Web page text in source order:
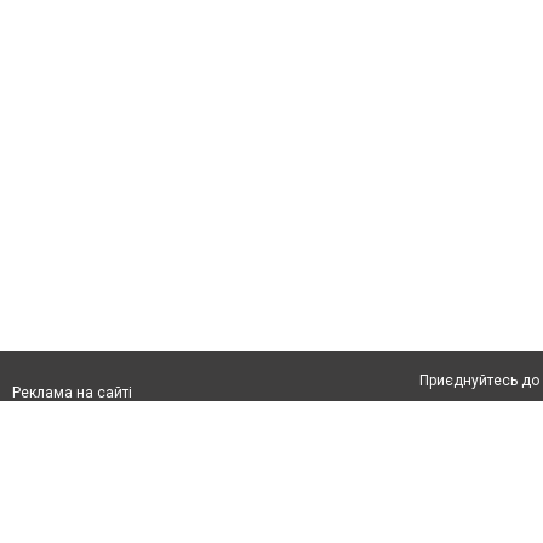
Реклама на сайті
Приєднуйтесь до